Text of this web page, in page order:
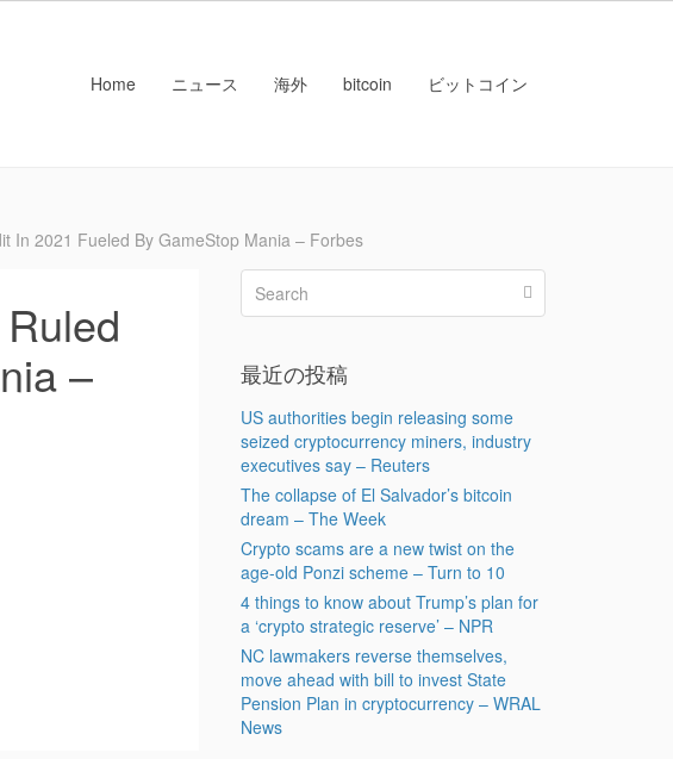
Home ニュース 海外 bitcoin ビットコイン
In 2021 Fueled By GameStop Mania – Forbes
–
最近の投稿
US authorities begin releasing some
seized cryptocurrency miners, industry
executives say – Reuters
The collapse of El Salvador’s bitcoin
dream – The Week
Crypto scams are a new twist on the
age-old Ponzi scheme – Turn to 10
4 things to know about Trump’s plan for
a ‘crypto strategic reserve’ – NPR
NC lawmakers reverse themselves,
move ahead with bill to invest State
Pension Plan in cryptocurrency – WRAL
News